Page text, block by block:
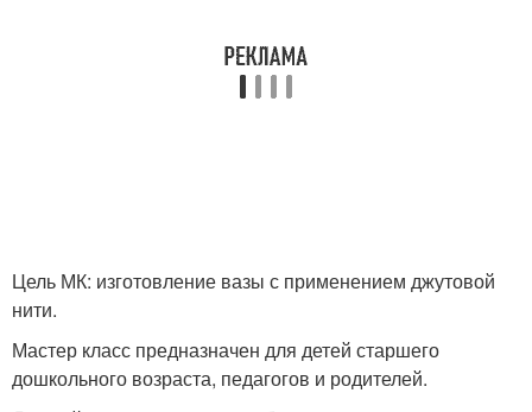
Ваза из пластиковой
Цель МК: изготовление вазы с применением джутовой
нити.
Мастер класс предназначен для детей старшего
дошкольного возраста, педагогов и родителей.